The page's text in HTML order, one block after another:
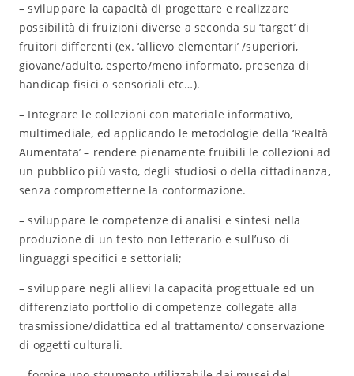
– sviluppare la capacità di progettare e realizzare
possibilità di fruizioni diverse a seconda su ‘target’ di
fruitori differenti (ex. ‘allievo elementari’ /superiori,
giovane/adulto, esperto/meno informato, presenza di
handicap fisici o sensoriali etc…).
– Integrare le collezioni con materiale informativo,
multimediale, ed applicando le metodologie della ‘Realtà
Aumentata’ – rendere pienamente fruibili le collezioni ad
un pubblico più vasto, degli studiosi o della cittadinanza,
senza comprometterne la conformazione.
– sviluppare le competenze di analisi e sintesi nella
produzione di un testo non letterario e sull’uso di
linguaggi specifici e settoriali;
– sviluppare negli allievi la capacità progettuale ed un
differenziato portfolio di competenze collegate alla
trasmissione/didattica ed al trattamento/ conservazione
di oggetti culturali.